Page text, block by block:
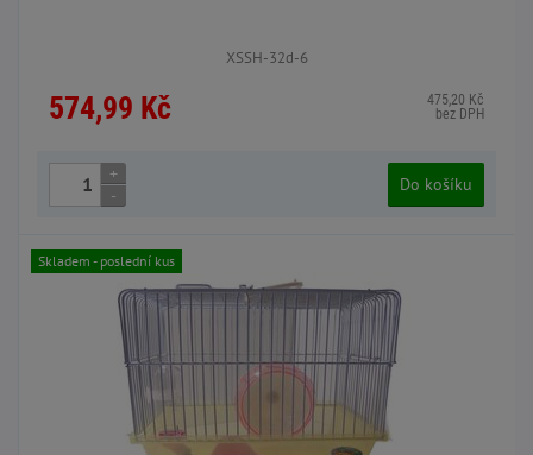
XSSH-32d-6
574,99 Kč
475,20 Kč
bez DPH
+
-
Do košíku
Skladem - poslední kus